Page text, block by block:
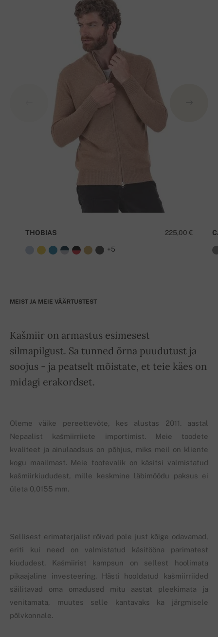
225,00 €
THOBIAS
+5
MEIST JA MEIE VÄÄRTUSTEST
Kašmiir on armastus esimesest
silmapilgust. Sa tunned õrna puudutust ja
soojus - ja peatselt mõistate, et teie käes on
midagi erakordset.
Oleme väike pereettevõte, kes alustas 2011. aastal
Nepaalist kašmiirriiete importimist. Meie toodete
kvaliteet ja ainulaadsus on põhjus, miks meil on kliente
kogu maailmast. Meie tootevalik on käsitsi valmistatud
kašmiirkiududest, mille keskmine läbimõõdu paksus ei
ületa 0,0155 mm.
Sellisest erimaterjalist rõivad pole just kõige odavamad,
eriti kui need on valmistatud käsitööna parimatest
kiududest. Kašmiirist kampsun on sellest hoolimata
pikaajaline investeering. Hästi hooldatud kašmiirriided
säilitavad oma omadused mitu aastat pleekimata ja
venitamata, muutes selle kantavaks ka järgmisele
põlvkonnale.